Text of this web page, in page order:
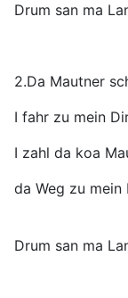
Drum san ma
2.Da Mautner
I fahr zu mein
I zahl da koa
da Weg zu mein
Drum san ma